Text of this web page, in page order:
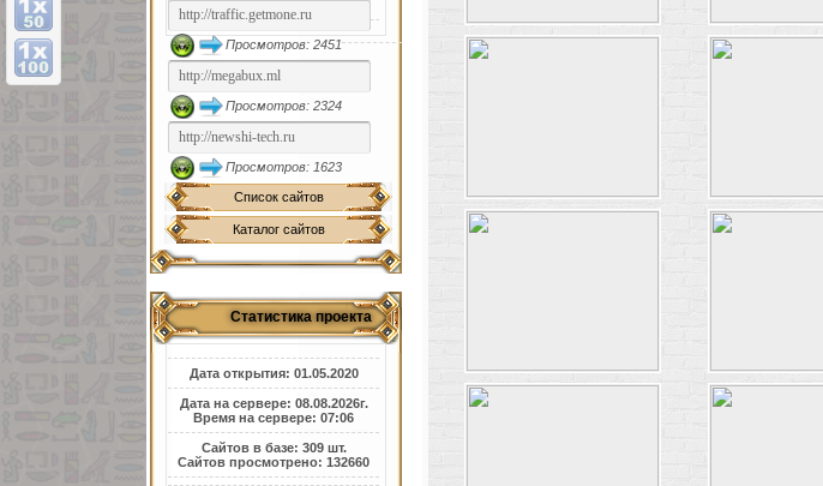
Просмотров: 2451
Просмотров: 2324
Просмотров: 1623
Список сайтов
Каталог сайтов
Статистика проекта
Дата открытия: 01.05.2020
Дата на сервере: 08.08.2026г.
Время на сервере: 07:06
Сайтов в базе: 309 шт.
Сайтов просмотрено: 132660